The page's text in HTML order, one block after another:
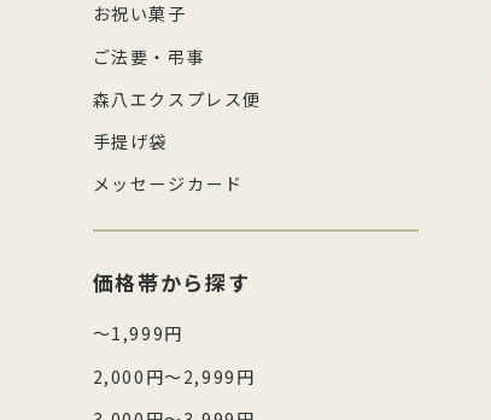
お祝い菓子
ご法要・弔事
森八エクスプレス便
手提げ袋
メッセージカード
価格帯から探す
～1,999円
2,000円～2,999円